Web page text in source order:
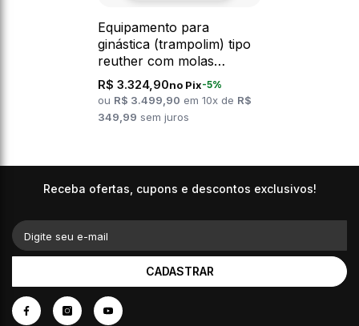
Equipamento para
ginástica (trampolim) tipo
reuther com molas
Profissional Gracios
R$ 3.324,90no Pix-5%
ou R$ 3.499,90 em 10x de R$
349,99 sem juros
Receba ofertas, cupons e descontos exclusivos!
Digite seu e-mail
CADASTRAR